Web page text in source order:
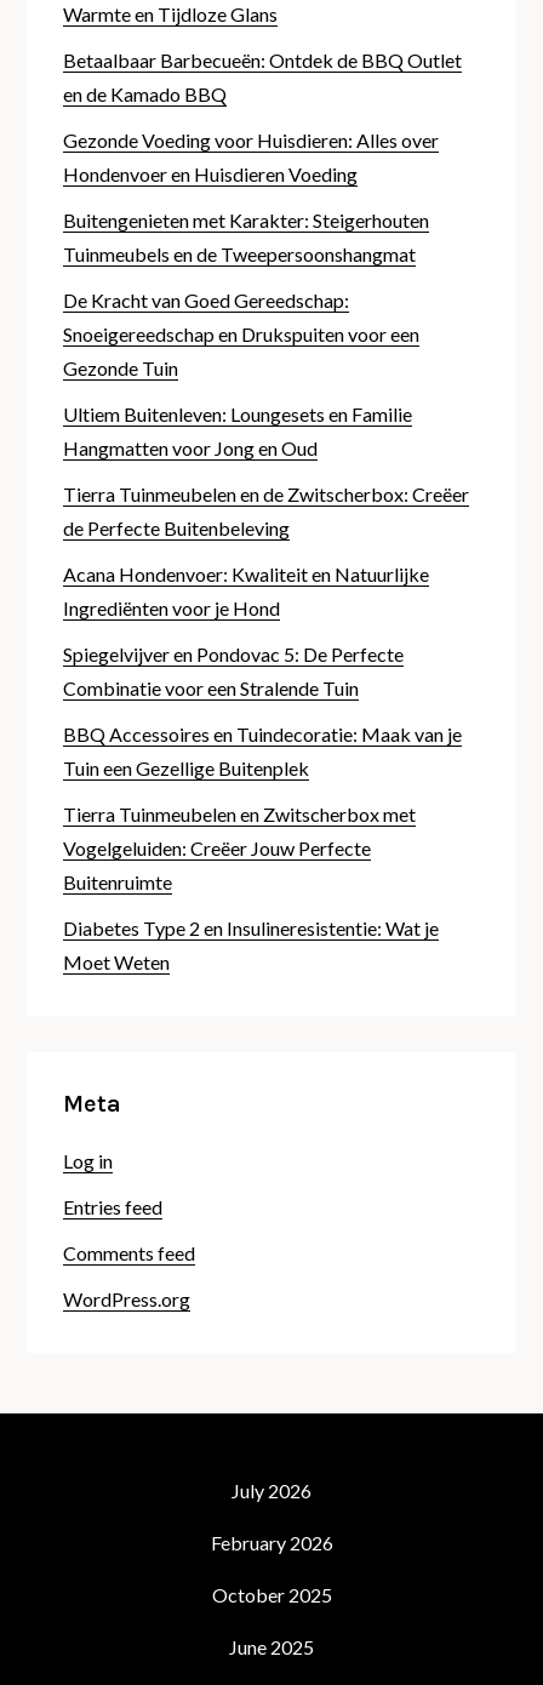
Warmte en Tijdloze Glans
Betaalbaar Barbecueën: Ontdek de BBQ Outlet
en de Kamado BBQ
Gezonde Voeding voor Huisdieren: Alles over
Hondenvoer en Huisdieren Voeding
Buitengenieten met Karakter: Steigerhouten
Tuinmeubels en de Tweepersoonshangmat
De Kracht van Goed Gereedschap:
Snoeigereedschap en Drukspuiten voor een
Gezonde Tuin
Ultiem Buitenleven: Loungesets en Familie
Hangmatten voor Jong en Oud
Tierra Tuinmeubelen en de Zwitscherbox: Creëer
de Perfecte Buitenbeleving
Acana Hondenvoer: Kwaliteit en Natuurlijke
Ingrediënten voor je Hond
Spiegelvijver en Pondovac 5: De Perfecte
Combinatie voor een Stralende Tuin
BBQ Accessoires en Tuindecoratie: Maak van je
Tuin een Gezellige Buitenplek
Tierra Tuinmeubelen en Zwitscherbox met
Vogelgeluiden: Creëer Jouw Perfecte
Buitenruimte
Diabetes Type 2 en Insulineresistentie: Wat je
Moet Weten
Meta
Log in
Entries feed
Comments feed
WordPress.org
July 2026
February 2026
October 2025
June 2025